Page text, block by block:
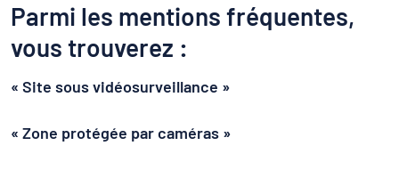
Parmi les mentions fréquentes,
vous trouverez :
« Site sous vidéosurveillance »
« Zone protégée par caméras »